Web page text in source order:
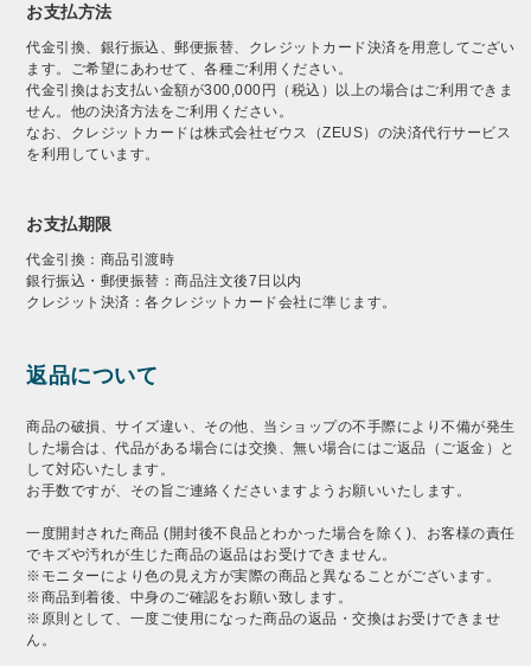
お支払方法
代金引換、銀行振込、郵便振替、クレジットカード決済を用意してござい
ます。ご希望にあわせて、各種ご利用ください。
代金引換はお支払い金額が300,000円（税込）以上の場合はご利用できま
せん。他の決済方法をご利用ください。
なお、クレジットカードは株式会社ゼウス（ZEUS）の決済代行サービス
を利用しています。
お支払期限
代金引換：商品引渡時
銀行振込・郵便振替：商品注文後7日以内
クレジット決済：各クレジットカード会社に準じます。
返品について
商品の破損、サイズ違い、その他、当ショップの不手際により不備が発生
した場合は、代品がある場合には交換、無い場合にはご返品（ご返金）と
して対応いたします。
お手数ですが、その旨ご連絡くださいますようお願いいたします。
一度開封された商品 (開封後不良品とわかった場合を除く)、お客様の責任
でキズや汚れが生じた商品の返品はお受けできません。
※モニターにより色の見え方が実際の商品と異なることがございます。
※商品到着後、中身のご確認をお願い致します。
※原則として、一度ご使用になった商品の返品・交換はお受けできませ
ん。